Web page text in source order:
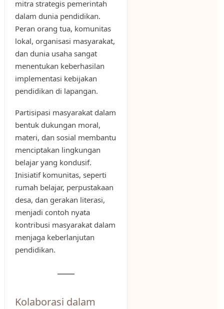
mitra strategis pemerintah
dalam dunia pendidikan.
Peran orang tua, komunitas
lokal, organisasi masyarakat,
dan dunia usaha sangat
menentukan keberhasilan
implementasi kebijakan
pendidikan di lapangan.
Partisipasi masyarakat dalam
bentuk dukungan moral,
materi, dan sosial membantu
menciptakan lingkungan
belajar yang kondusif.
Inisiatif komunitas, seperti
rumah belajar, perpustakaan
desa, dan gerakan literasi,
menjadi contoh nyata
kontribusi masyarakat dalam
menjaga keberlanjutan
pendidikan.
Kolaborasi dalam